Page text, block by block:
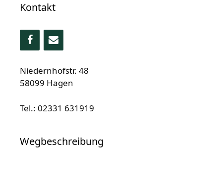
Kontakt
Niedernhofstr. 48
58099 Hagen
Tel.: 02331 631919
Wegbeschreibung